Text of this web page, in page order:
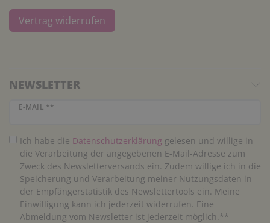
Vertrag widerrufen
NEWSLETTER
E-MAIL **
Newsletter Honig
Ich habe die Daten­schutz­erklärung gelesen und willige in
die Verarbeitung der angegebenen E-Mail-Adresse zum
Zweck des Newsletterversands ein. Zudem willige ich in die
Speicherung und Verarbeitung meiner Nutzungsdaten in
der Empfängerstatistik des Newslettertools ein. Meine
Einwilligung kann ich jederzeit widerrufen. Eine
Abmeldung vom Newsletter ist jederzeit möglich.**